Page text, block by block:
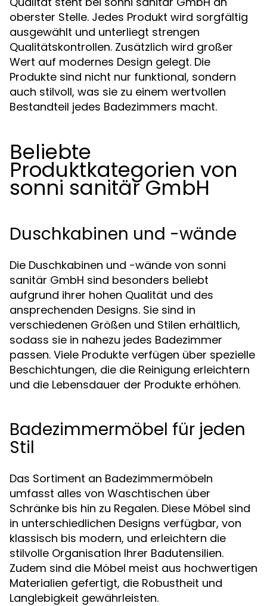
oberster Stelle. Jedes Produkt wird sorgfältig
ausgewählt und unterliegt strengen
Qualitätskontrollen. Zusätzlich wird großer
Wert auf modernes Design gelegt. Die
Produkte sind nicht nur funktional, sondern
auch stilvoll, was sie zu einem wertvollen
Bestandteil jedes Badezimmers macht.
Beliebte
Produktkategorien von
sonni sanitär GmbH
Duschkabinen und -wände
Die Duschkabinen und -wände von sonni
sanitär GmbH sind besonders beliebt
aufgrund ihrer hohen Qualität und des
ansprechenden Designs. Sie sind in
verschiedenen Größen und Stilen erhältlich,
sodass sie in nahezu jedes Badezimmer
passen. Viele Produkte verfügen über spezielle
Beschichtungen, die die Reinigung erleichtern
und die Lebensdauer der Produkte erhöhen.
Badezimmermöbel für jeden
Stil
Das Sortiment an Badezimmermöbeln
umfasst alles von Waschtischen über
Schränke bis hin zu Regalen. Diese Möbel sind
in unterschiedlichen Designs verfügbar, von
klassisch bis modern, und erleichtern die
stilvolle Organisation Ihrer Badutensilien.
Zudem sind die Möbel meist aus hochwertigen
Materialien gefertigt, die Robustheit und
Langlebigkeit gewährleisten.